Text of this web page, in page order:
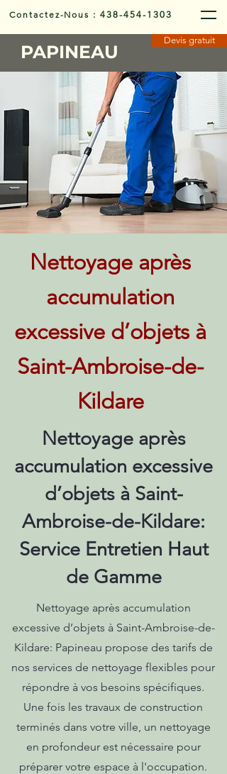
Contactez-Nous :438-454-1303
PAPINEAU
Devis gratuit
Nettoyage après
accumulation
excessive d’objets à
Saint-Ambroise-de-
Kildare
Nettoyage après
accumulation excessive
d’objets à Saint-
Ambroise-de-Kildare:
Service Entretien Haut
de Gamme
Nettoyage après accumulation
excessive d’objets à Saint-Ambroise-de-
Kildare: Papineau propose des tarifs de
nos services de nettoyage flexibles pour
répondre à vos besoins spécifiques.
Une fois les travaux de construction
terminés dans votre ville, un nettoyage
en profondeur est nécessaire pour
préparer votre espace à l'occupation.